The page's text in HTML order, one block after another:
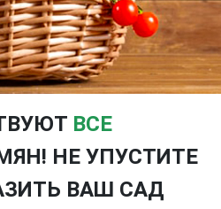
ВСЕ
НЕ УПУСТИТЕ
ВАШ САД